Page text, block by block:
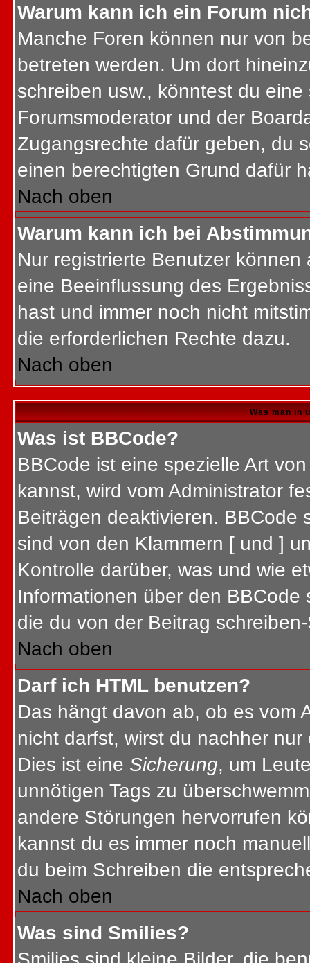
Warum kann ich ein Forum
Manche Foren können nur von
betreten werden. Um dort
schreiben usw., könntest du
Forumsmoderator und der
Zugangsrechte dafür geben, du
einen berechtigten Grund dafür
Nach oben
Warum kann ich bei
Nur registrierte Benutzer
eine Beeinflussung des
hast und immer noch nicht
die erforderlichen Rechte dazu.
Nach oben
Was man in
Was ist BBCode?
BBCode ist eine spezielle Art
kannst, wird vom Administrator
Beiträgen deaktivieren. BBCode
sind von den Klammern [ und ]
Kontrolle darüber, was und wie
Informationen über den
die du von der Beitrag
Nach oben
Darf ich HTML benutzen?
Das hängt davon ab, ob es vom
nicht darfst, wirst du nachher
Dies ist eine Sicherung, um
unnötigen Tags zu
andere Störungen hervorrufen
kannst du es immer noch
du beim Schreiben die
Nach oben
Was sind Smilies?